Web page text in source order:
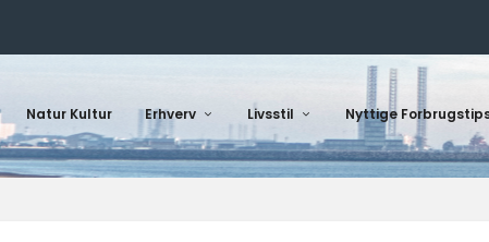
Natur Kultur Erhverv Livsstil Nyttige